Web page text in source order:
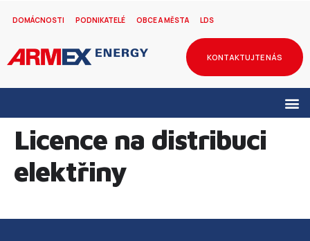
DOMÁCNOSTI PODNIKATELÉ OBCE A MĚSTA LDS
KONTAKTUJTE NÁS
Licence na distribuci
elektřiny